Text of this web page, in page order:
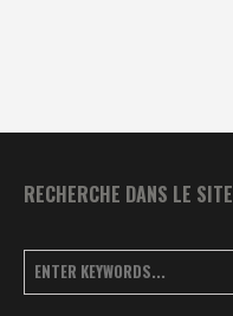
RECHERCHE DANS LE SITE